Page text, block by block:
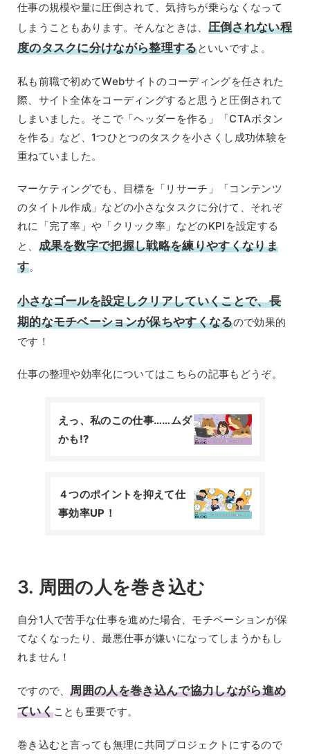
仕事の規模や量に圧倒されて、気持ちが乗らなくなって
しまうこともあります。そんなときは、 圧倒されない程
度のタスクに分けながら整理するといいですよ。
私も前職で初めてWebサイトのコーディングを任された
際、サイト全体をコーディングすると思うと圧倒されて
しまいました。そこで「ヘッダーを作る」「CTAボタン
を作る」など、1つひとつのタスクを小さくし成功体験を
重ねていました。
マーケティングでも、目標を「リサーチ」「コンテンツ
のタイトル作成」などの小さなタスクに分けて、それぞ
れに「完了率」や「クリック率」などのKPIを設定する
と、 成果を数字で把握し戦略を練りやすくなりま
す。
小さなゴールを設定しクリアしていくことで、長
期的なモチベーションが保ちやすくなるので効果的
です！
仕事の整理や効率化についてはこちらの記事もどうぞ。
えっ、私のこの仕事……ムダ
かも!?
４つのポイントを抑えて仕
事効率UP！
3. 周囲の人を巻き込む
自分1人で苦手な仕事を進めた場合、モチベーションが保
てなくなったり、最悪仕事が嫌いになってしまうかもし
れません！
ですので、周囲の人を巻き込んで協力しながら進め
ていくことも重要です。
巻き込むと言っても無理に共同プロジェクトにするので